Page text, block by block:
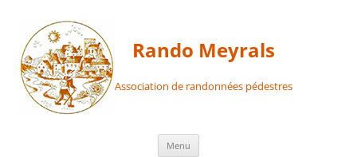
contenu
Rando Meyrals
Association de randonnées pédestres
Menu